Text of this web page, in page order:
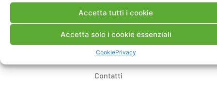
Accetta tutti i cookie
Accetta solo i cookie essenziali
CookiePrivacy
Contatti